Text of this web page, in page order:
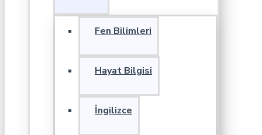
Fen Bilimleri
Hayat Bilgisi
İngilizce